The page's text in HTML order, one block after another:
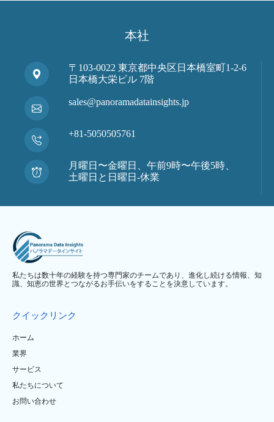
本社
〒103-0022 東京都中央区日本橋室町1-2-6
日本橋大栄ビル 7階
sales@panoramadatainsights.jp
+81-5050505761
月曜日〜金曜日、午前9時〜午後5時、
土曜日と日曜日-休業
私たちは数十年の経験を持つ専門家のチームであり、進化し続ける情報、知
識、知恵の世界とつながるお手伝いをすることを決意しています。
クイックリンク
ホーム
業界
サービス
私たちについて
お問い合わせ